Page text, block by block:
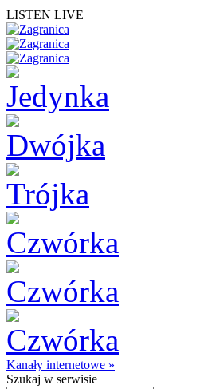
LISTEN LIVE
Kanały internetowe »
Szukaj w serwisie